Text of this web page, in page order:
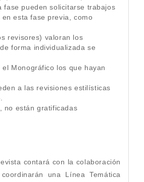
fase pueden solicitarse trabajos
esta fase previa, como
revisores) valoran los
forma individualizada se
Monográfico los que hayan
a las revisiones estilísticas
no están gratificadas
contará con la colaboración
una Línea Temática